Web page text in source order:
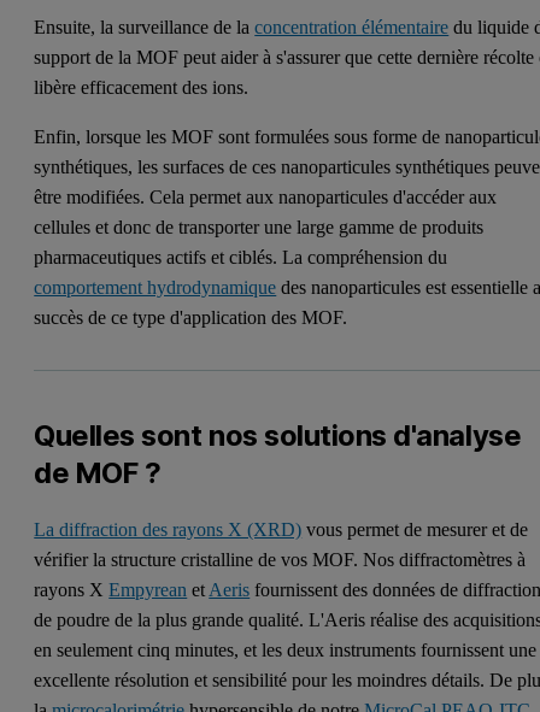
Ensuite, la surveillance de laconcentration élémentaire du liquide
support de la MOF peut aider à s'assurer que cette dernière récolte
libère efficacement des ions.
Enfin, lorsque les MOF sont formulées sous forme de
synthétiques, les surfaces de ces nanoparticules synthétiques
être modifiées. Cela permet aux nanoparticules d'accéder aux
cellules et donc de transporter une large gamme de produits
pharmaceutiques actifs et ciblés. La compréhension du
comportement hydrodynamique des nanoparticules est essentielle
succès de ce type d'application des MOF.
Quelles sont nos solutions d'analyse
de MOF ?
La diffraction des rayons X (XRD) vous permet de mesurer et de
vérifier la structure cristalline de vos MOF. Nos diffractomètres à
rayons XEmpyrean et Aeris fournissent des données de
de poudre de la plus grande qualité. L'Aeris réalise des
en seulement cinq minutes, et les deux instruments fournissent une
excellente résolution et sensibilité pour les moindres détails. De